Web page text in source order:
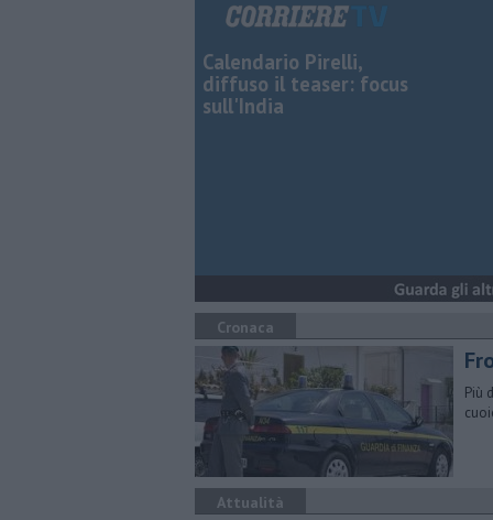
Calendario Pirelli,
diffuso il teaser: focus
sull'India
Cronaca
Più
Attualità